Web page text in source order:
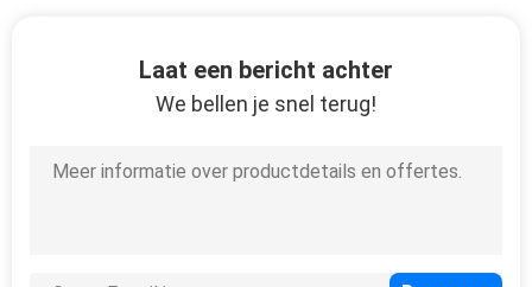
POLICYHet dragen van EVA
Laat een bericht achter
We bellen je snel terug!